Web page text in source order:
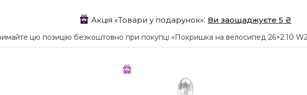
Акція «Товари у подарунок» Ви заощаджуєте 5 ₴
цю позицію безкоштовно при покупці «Покришка на велосипед 26×2.10